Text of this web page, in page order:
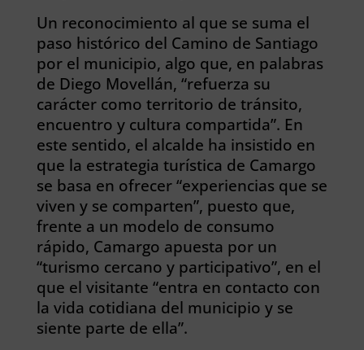
Un reconocimiento al que se suma el
paso histórico del Camino de Santiago
por el municipio, algo que, en palabras
de Diego Movellán, “refuerza su
carácter como territorio de tránsito,
encuentro y cultura compartida”. En
este sentido, el alcalde ha insistido en
que la estrategia turística de Camargo
se basa en ofrecer “experiencias que se
viven y se comparten”, puesto que,
frente a un modelo de consumo
rápido, Camargo apuesta por un
“turismo cercano y participativo”, en el
que el visitante “entra en contacto con
la vida cotidiana del municipio y se
siente parte de ella”.